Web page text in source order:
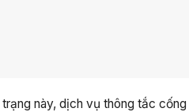
này, dịch vụ thông tắc